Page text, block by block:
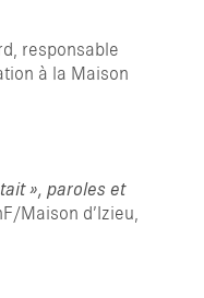
responsable
à la Maison
», paroles et
Maison d’Izieu,